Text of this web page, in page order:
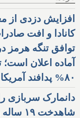
افزایش دزدی از
کانادا و افت
توافق تنگه هرمز
آماده اعلان
۸۰% پدافند آمریکا صرف ایران شده
شاهدخت